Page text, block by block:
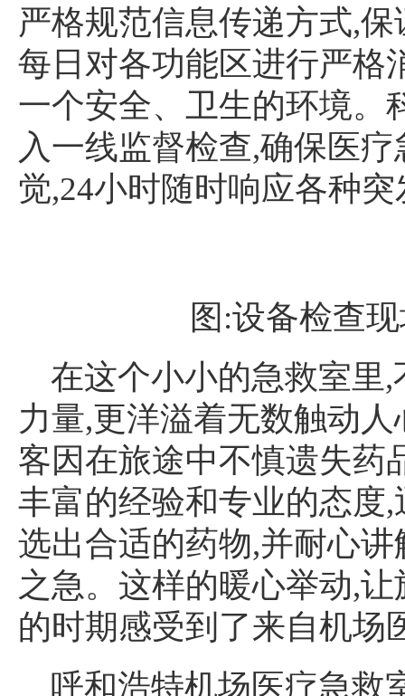
严格规范信息传递方式,
每日对各功能区进行严格
一个安全、卫生的环境。
入一线监督检查,确保医
觉,24小时随时响应各种
图:设备检查
在这个小小的急救室里
力量,更洋溢着无数触动
客因在旅途中不慎遗失药
丰富的经验和专业的态度
选出合适的药物,并耐心
之急。这样的暖心举动,
的时期感受到了来自机场
呼和浩特机场医疗急救